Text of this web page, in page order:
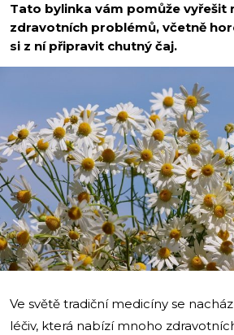
Tato bylinka vám pomůže vyřešit
zdravotních problémů, včetně
si z ní připravit chutný čaj.
Ve světě tradiční medicíny se
léčiv, která nabízí mnoho